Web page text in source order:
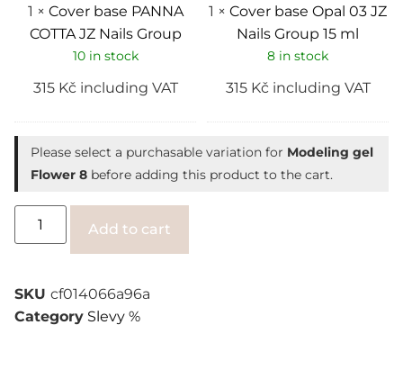
1 × Cover base PANNA
COTTA JZ Nails Group
10 in stock
315 Kč including VAT
ml
1 × Cover base Opal 03 JZ
Nails Group 15 ml
8 in stock
315 Kč including VAT
Please select a purchasable variation for Modeling gel
Flower 8 before adding this product to the cart.
Add to cart
SKU cf014066a96a
Category Slevy %